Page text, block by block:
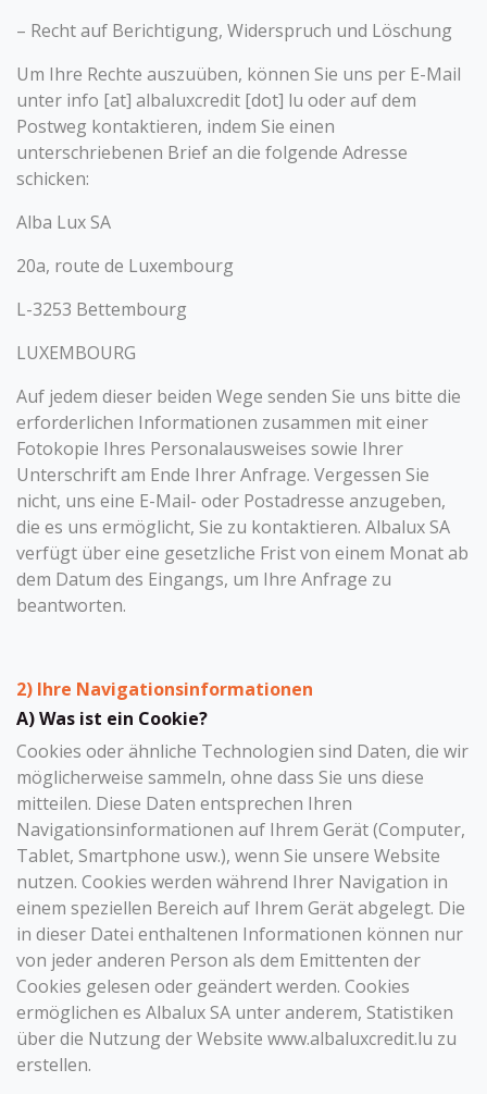
– Recht auf Berichtigung, Widerspruch und Löschung
Um Ihre Rechte auszuüben, können Sie uns per E-Mail
unter info [at] albaluxcredit [dot] lu oder auf dem
Postweg kontaktieren, indem Sie einen
unterschriebenen Brief an die folgende Adresse
schicken:
Alba Lux SA
20a, route de Luxembourg
L-3253 Bettembourg
LUXEMBOURG
Auf jedem dieser beiden Wege senden Sie uns bitte die
erforderlichen Informationen zusammen mit einer
Fotokopie Ihres Personalausweises sowie Ihrer
Unterschrift am Ende Ihrer Anfrage. Vergessen Sie
nicht, uns eine E-Mail- oder Postadresse anzugeben,
die es uns ermöglicht, Sie zu kontaktieren. Albalux SA
verfügt über eine gesetzliche Frist von einem Monat ab
dem Datum des Eingangs, um Ihre Anfrage zu
beantworten.
2) Ihre Navigationsinformationen
A) Was ist ein Cookie?
Cookies oder ähnliche Technologien sind Daten, die wir
möglicherweise sammeln, ohne dass Sie uns diese
mitteilen. Diese Daten entsprechen Ihren
Navigationsinformationen auf Ihrem Gerät (Computer,
Tablet, Smartphone usw.), wenn Sie unsere Website
nutzen. Cookies werden während Ihrer Navigation in
einem speziellen Bereich auf Ihrem Gerät abgelegt. Die
in dieser Datei enthaltenen Informationen können nur
von jeder anderen Person als dem Emittenten der
Cookies gelesen oder geändert werden. Cookies
ermöglichen es Albalux SA unter anderem, Statistiken
über die Nutzung der Website www.albaluxcredit.lu zu
erstellen.